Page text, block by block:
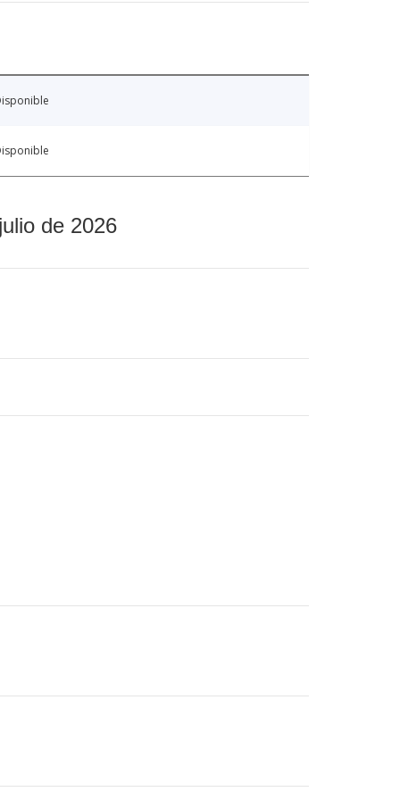
de 2026